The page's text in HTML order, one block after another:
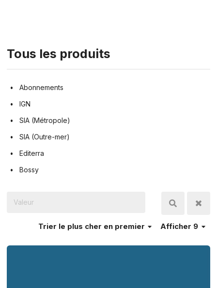
Tous les produits
Abonnements
IGN
SIA (Métropole)
SIA (Outre-mer)
Editerra
Bossy
Afficher 9
Trier le plus cher en premier